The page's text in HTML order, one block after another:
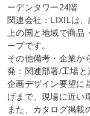
ーデンタワー24階
関連会社：LIXILは
上の国と地域で商
ープです。
その他備考・企業か
発：関連部署/工場
企画デザイン要望に
げまで、現場に近い
また、カタログ掲載